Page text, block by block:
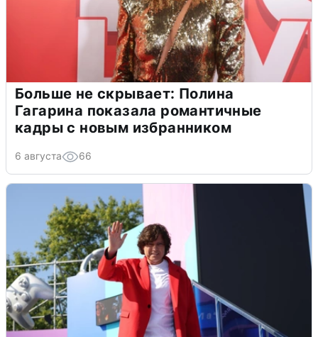
Больше не скрывает: Полина
Гагарина показала романтичные
кадры с новым избранником
6 августа 66